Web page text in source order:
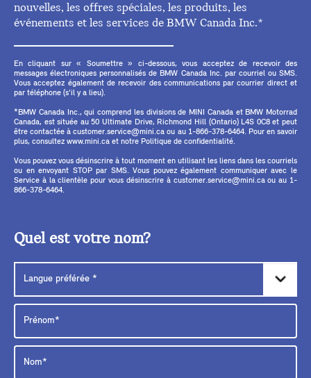
nouvelles, les offres spéciales, les produits, les
événements et les services de BMW Canada Inc.*
En cliquant sur « Soumettre » ci-dessous, vous acceptez de recevoir des
messages électroniques personnalisés de BMW Canada Inc. par courriel ou SMS.
Vous acceptez également de recevoir des communications par courrier direct et
par téléphone (s'il y a lieu).
*BMW Canada Inc., qui comprend les divisions de MINI Canada et BMW Motorrad
Canada, est située au 50 Ultimate Drive, Richmond Hill (Ontario) L4S 0C8 et peut
être contactée à customer.service@mini.ca ou au 1-866-378-6464. Pour en savoir
plus, consultez www.mini.ca et notre Politique de confidentialité.
Vous pouvez vous désinscrire à tout moment en utilisant les liens dans les courriels
ou en envoyant STOP par SMS. Vous pouvez également communiquer avec le
Service à la clientèle pour vous désinscrire à customer.service@mini.ca ou au 1-
866-378-6464.
Quel est votre nom?